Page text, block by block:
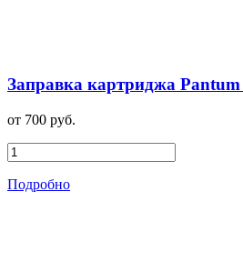
Заправка картриджа
от 700 руб.
Подробно